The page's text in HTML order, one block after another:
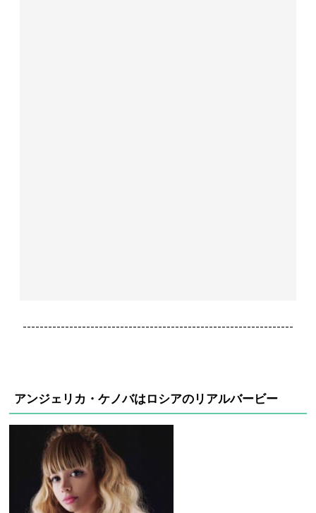
----------------------------------------------------------------
アンジェリカ・ケノバはロシアのリアルバービー